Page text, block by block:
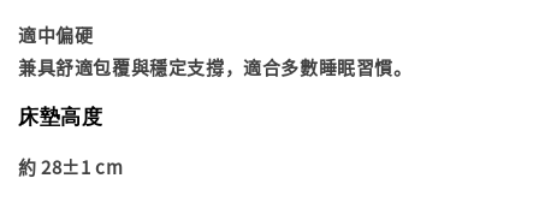
適中偏硬
兼具舒適包覆與穩定支撐，適合多數睡眠習慣。
床墊高度
約 28±1 cm